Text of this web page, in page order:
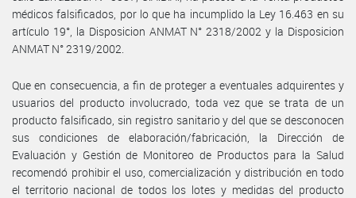
médicos falsificados, por lo que ha incumplido la Ley 16.463 en su
artículo 19°, la Disposicion ANMAT N° 2318/2002 y la Disposicion
ANMAT N° 2319/2002.
Que en consecuencia, a fin de proteger a eventuales adquirentes y
usuarios del producto involucrado, toda vez que se trata de un
producto falsificado, sin registro sanitario y del que se desconocen
sus condiciones de elaboración/fabricación, la Dirección de
Evaluación y Gestión de Monitoreo de Productos para la Salud
recomendó prohibir el uso, comercialización y distribución en todo
el territorio nacional de todos los lotes y medidas del producto